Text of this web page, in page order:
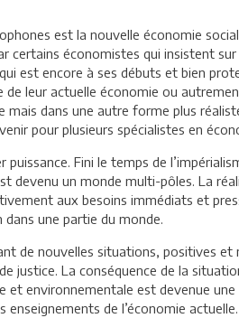
est la nouvelle économie
économistes qui insistent
est encore à ses débuts et bien
leur actuelle économie ou
dans une autre forme plus
pour plusieurs spécialistes en
Fini le temps de
devenu un monde multi-pôles. La
aux besoins immédiats et
une partie du monde.
de nouvelles situations, positives
justice. La conséquence de la
environnementale est devenue
de l’économie